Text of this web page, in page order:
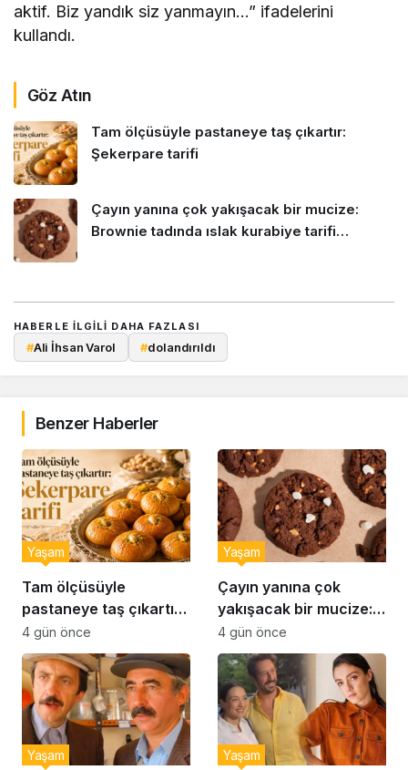
aktif. Biz yandık siz yanmayın…” ifadelerini
kullandı.
Göz Atın
Tam ölçüsüyle pastaneye taş çıkartır:
Şekerpare tarifi
Çayın yanına çok yakışacak bir mucize:
Brownie tadında ıslak kurabiye tarifi…
HABERLE ILGILI DAHA FAZLASI
#Ali İhsan Varol #dolandırıldı
Benzer Haberler
Tam ölçüsüyle
pastaneye taş çıkartır:
Şekerpare tarifi
Yaşam
4 gün önce
Çayın yanına çok
yakışacak bir mucize:
Brownie tadında ıslak
kurabiye tarifi…
Yaşam
4 gün önce
Yaşam Yaşam